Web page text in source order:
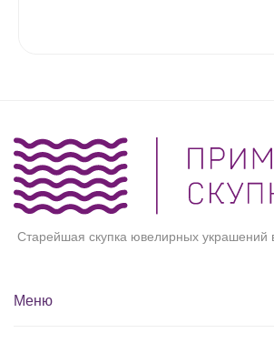
Старейшая скупка ювелирных украшений
Меню